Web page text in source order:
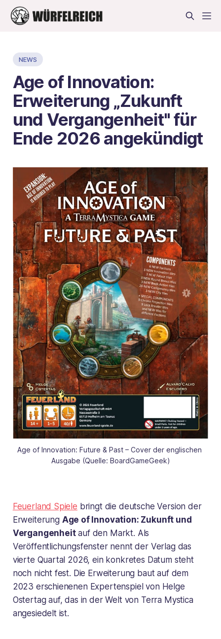
NEWS
Age of Innovation:
Erweiterung „Zukunft
und Vergangenheit" für
Ende 2026 angekündigt
Age of Innovation: Future & Past – Cover der englischen
Ausgabe (Quelle: BoardGameGeek)
Feuerland Spiele bringt die deutsche Version der
Erweiterung Age of Innovation: Zukunft und
Vergangenheitauf den Markt. Als
Veröffentlichungsfenster nennt der Verlag das
vierte Quartal 2026, ein konkretes Datum steht
noch nicht fest. Die Erweiterung baut auf dem
2023 erschienenen Expertenspiel von Helge
Ostertag auf, das in der Welt von Terra Mystica
angesiedelt ist.